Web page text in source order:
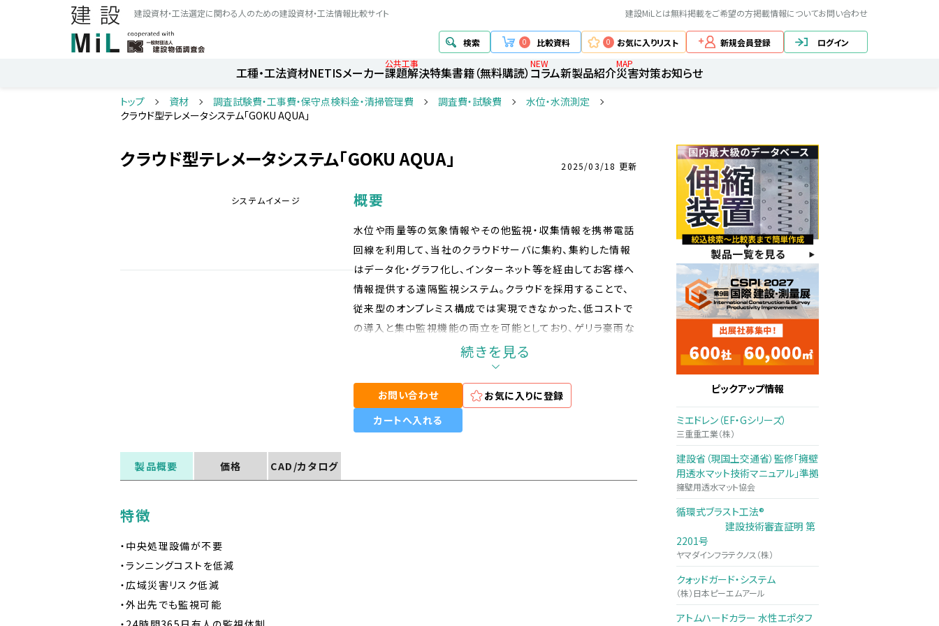
建設資材・工法選定に関わる人のための建設資材・工法情報比較サイト 建設MiLとは無料掲載をご希望の方掲載情報についてお問い合わせ
検索 比較資料
0 お気に入りリスト
0 新規会員登録 ログイン
工種・工法資材NETISメーカー
公共工事
課題解決特集書籍（無料購読）
NEW
コラム新製品紹介
MAP
災害対策お知らせ
トップ 資材 調査試験費・工事費・保守点検料金・清掃管理費 調査費・試験費
水位・水流測定
クラウド型テレメータシステム「GOKU AQUA」
クラウド型テレメータシステム「GOKU AQUA」 2025/03/18 更新
システムイメージ 概要
水位や雨量等の気象情報やその他監視・収集情報を携帯電話
回線を利用して、当社のクラウドサーバに集約、集約した情報
はデータ化・グラフ化し、インターネット等を経由してお客様へ
情報提供する遠隔監視システム。クラウドを採用することで、
従来型のオンプレミス構成では実現できなかった、低コストで
の導入と集中監視機能の両立を可能としており、ゲリラ豪雨な
どの水害対策や下水の水位監視など、幅広い用途で使用可
続きを見る
お問い合わせ
お気に入りに登録
カートへ入れる
製品概要 価格 CAD/カタログ
特徴
・中央処理設備が不要
・ランニングコストを低減
・広域災害リスク低減
・外出先でも監視可能
ピックアップ情報
ミエドレン（EF・Gシリーズ）
三重重工業（株）
建設省（現国土交通省）監修「擁壁
用透水マット技術マニュアル」準拠
擁壁用透水マット協会
循環式ブラスト工法®
建設技術審査証明 第
2201号
ヤマダインフラテクノス（株）
クォッドガード・システム
（株）日本ピーエムアール
アトムハードカラー 水性エポタフ